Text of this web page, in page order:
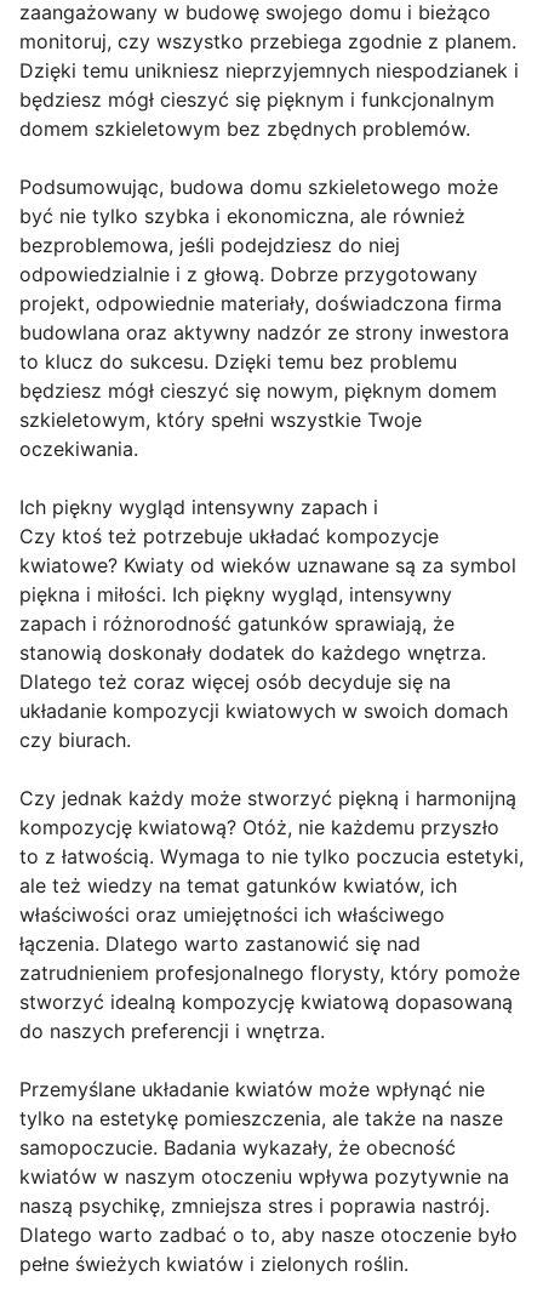
zaangażowany w budowę swojego domu i bieżąco
monitoruj, czy wszystko przebiega zgodnie z planem.
Dzięki temu unikniesz nieprzyjemnych niespodzianek i
będziesz mógł cieszyć się pięknym i funkcjonalnym
domem szkieletowym bez zbędnych problemów.
Podsumowując, budowa domu szkieletowego może
być nie tylko szybka i ekonomiczna, ale również
bezproblemowa, jeśli podejdziesz do niej
odpowiedzialnie i z głową. Dobrze przygotowany
projekt, odpowiednie materiały, doświadczona firma
budowlana oraz aktywny nadzór ze strony inwestora
to klucz do sukcesu. Dzięki temu bez problemu
będziesz mógł cieszyć się nowym, pięknym domem
szkieletowym, który spełni wszystkie Twoje
oczekiwania.
Ich piękny wygląd intensywny zapach i
Czy ktoś też potrzebuje układać kompozycje
kwiatowe? Kwiaty od wieków uznawane są za symbol
piękna i miłości. Ich piękny wygląd, intensywny
zapach i różnorodność gatunków sprawiają, że
stanowią doskonały dodatek do każdego wnętrza.
Dlatego też coraz więcej osób decyduje się na
układanie kompozycji kwiatowych w swoich domach
czy biurach.
Czy jednak każdy może stworzyć piękną i harmonijną
kompozycję kwiatową? Otóż, nie każdemu przyszło
to z łatwością. Wymaga to nie tylko poczucia estetyki,
ale też wiedzy na temat gatunków kwiatów, ich
właściwości oraz umiejętności ich właściwego
łączenia. Dlatego warto zastanowić się nad
zatrudnieniem profesjonalnego florysty, który pomoże
stworzyć idealną kompozycję kwiatową dopasowaną
do naszych preferencji i wnętrza.
Przemyślane układanie kwiatów może wpłynąć nie
tylko na estetykę pomieszczenia, ale także na nasze
samopoczucie. Badania wykazały, że obecność
kwiatów w naszym otoczeniu wpływa pozytywnie na
naszą psychikę, zmniejsza stres i poprawia nastrój.
Dlatego warto zadbać o to, aby nasze otoczenie było
pełne świeżych kwiatów i zielonych roślin.